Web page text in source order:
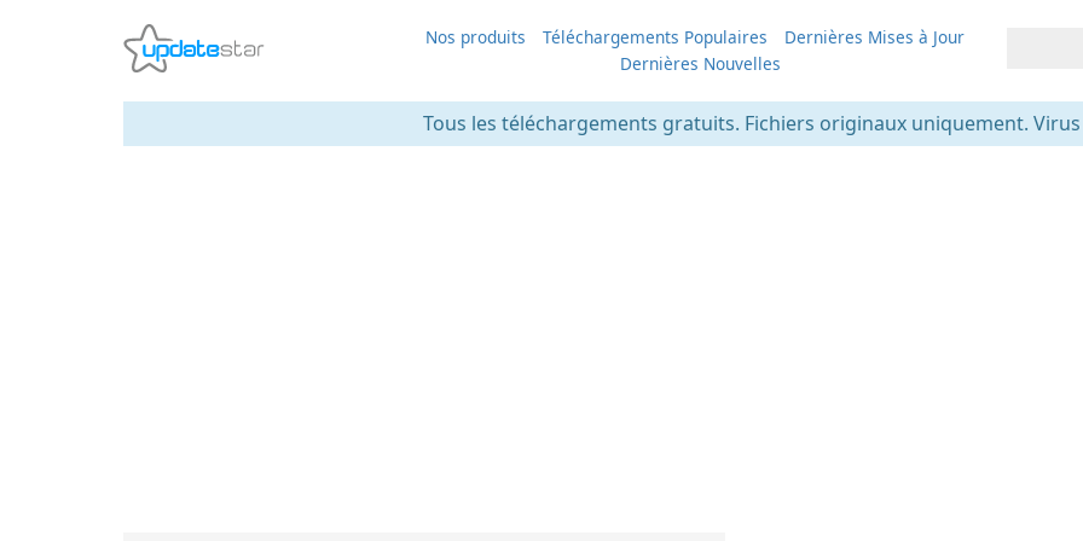
Nos produits Téléchargements Populaires
Dernières Mises à Jour
Dernières Nouvelles
Tous les téléchargements gratuits. Fichiers originaux uniquement.